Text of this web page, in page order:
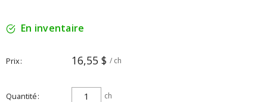
En inventaire
Prix 16,55 $ / ch
Quantité ch